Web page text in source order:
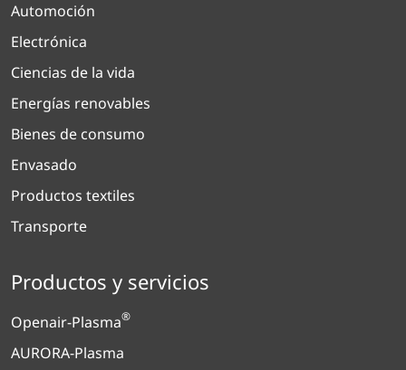
Automoción
Electrónica
Ciencias de la vida
Energías renovables
Bienes de consumo
Envasado
Productos textiles
Transporte
Productos y servicios
Openair-Plasma®
AURORA-Plasma